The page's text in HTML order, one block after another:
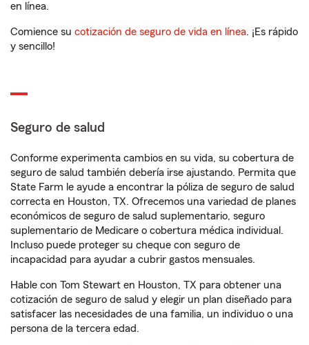
en línea.
Comience su cotización de seguro de vida en línea. ¡Es rápido
y sencillo!
Seguro de salud
Conforme experimenta cambios en su vida, su cobertura de
seguro de salud también debería irse ajustando. Permita que
State Farm le ayude a encontrar la póliza de seguro de salud
correcta en Houston, TX. Ofrecemos una variedad de planes
económicos de seguro de salud suplementario, seguro
suplementario de Medicare o cobertura médica individual.
Incluso puede proteger su cheque con seguro de
incapacidad para ayudar a cubrir gastos mensuales.
Hable con Tom Stewart en Houston, TX para obtener una
cotización de seguro de salud y elegir un plan diseñado para
satisfacer las necesidades de una familia, un individuo o una
persona de la tercera edad.